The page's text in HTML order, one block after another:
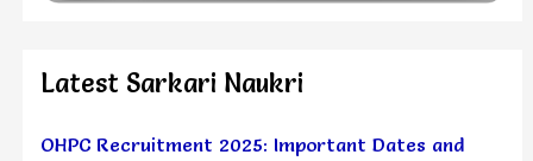
Latest Sarkari Naukri
OHPC Recruitment 2025: Important Dates and